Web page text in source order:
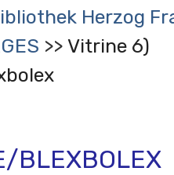
Herzog
Vitrine 6)
BLEXBOLEX